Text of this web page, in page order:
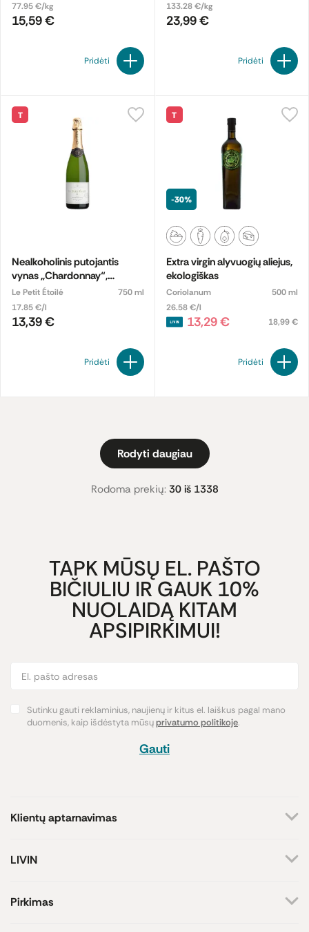
77.95 €/kg
15,59 €
Pridėti
133.28 €/kg
23,99 €
Pridėti
T
Nealkoholinis putojantis
vynas „Chardonnay“,
ekologiškas
Le Petit Étoilé
750 ml
17.85 €/l
13,39 €
Pridėti
T
-30%
Extra virgin alyvuogių aliejus,
ekologiškas
Coriolanum
500 ml
26.58 €/l
13,29 € 18,99 €
Pridėti
Rodyti daugiau
Rodoma prekių: 30 iš 1338
TAPK MŪSŲ EL. PAŠTO
BIČIULIU IR GAUK 10%
NUOLAIDĄ KITAM
APSIPIRKIMUI!
Sutinku gauti reklaminius, naujienų ir kitus el. laiškus pagal mano
duomenis, kaip išdėstyta mūsųprivatumo politikoje.
Gauti
Klientų aptarnavimas
Rašyti užklausą
Atsakome darbo dienomis
LIVIN
Kontaktai
Pirkimas